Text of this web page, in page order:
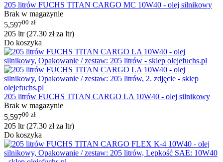
205 litrów FUCHS TITAN CARGO MC 10W40 - olej silnikowy
Brak w magazynie
5,59700 zł
205 ltr (27.30 złza ltr)
Do koszyka
205 litrów FUCHS TITAN CARGO LA 10W40 - olej silnikowy
Brak w magazynie
5,59700 zł
205 ltr (27.30 złza ltr)
Do koszyka